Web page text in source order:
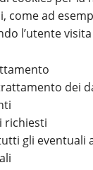
come ad
l’utente
dei
richiesti
gli eventuali